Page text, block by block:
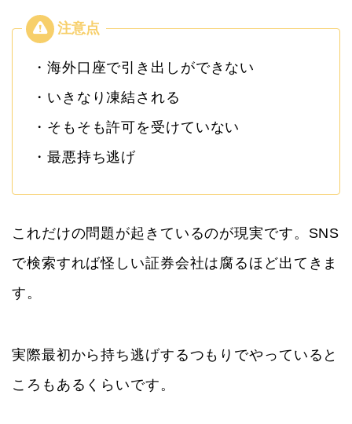
・海外口座で引き出しができない
・いきなり凍結される
・そもそも許可を受けていない
・最悪持ち逃げ
これだけの問題が起きているのが現実です。SNS
で検索すれば怪しい証券会社は腐るほど出てきま
す。
実際最初から持ち逃げするつもりでやっていると
ころもあるくらいです。